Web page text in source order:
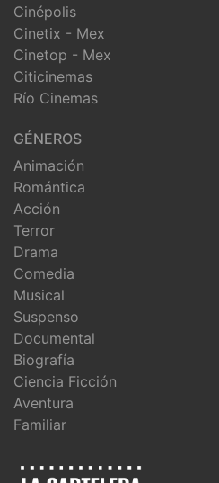
Cinépolis
Cinetix - Mex
Cinetop - Mex
Citicinemas
Río Cinemas
GÉNEROS
Animación
Romántica
Acción
Terror
Drama
Comedia
Musical
Suspenso
Documental
Biografía
Ciencia Ficción
Aventura
Familiar